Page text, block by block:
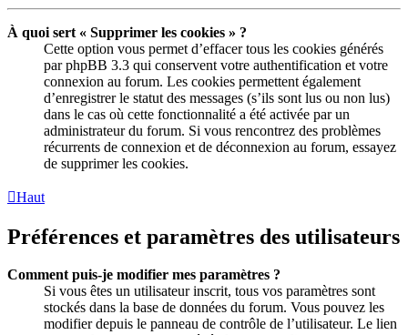
À quoi sert « Supprimer les cookies » ?
Cette option vous permet d’effacer tous les cookies générés
par phpBB 3.3 qui conservent votre authentification et votre
connexion au forum. Les cookies permettent également
d’enregistrer le statut des messages (s’ils sont lus ou non lus)
dans le cas où cette fonctionnalité a été activée par un
administrateur du forum. Si vous rencontrez des problèmes
récurrents de connexion et de déconnexion au forum, essayez
de supprimer les cookies.
Haut
Préférences et paramètres des utilisateurs
Comment puis-je modifier mes paramètres ?
Si vous êtes un utilisateur inscrit, tous vos paramètres sont
stockés dans la base de données du forum. Vous pouvez les
modifier depuis le panneau de contrôle de l’utilisateur. Le lien